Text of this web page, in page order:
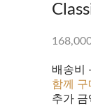
배송비 -
함께 구
추가 금